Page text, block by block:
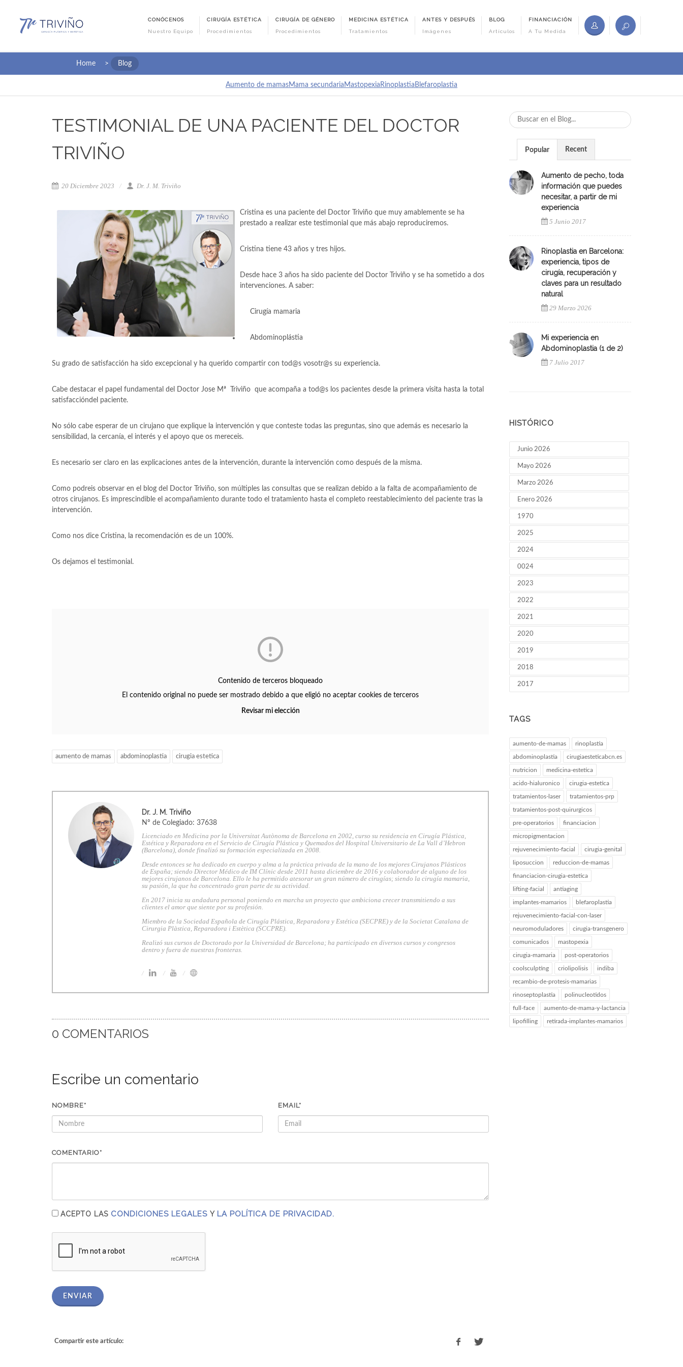
CONÓCENOS
Nuestro Equipo
CIRUGÍA ESTÉTICA
Procedimientos
CIRUGÍA DE GÉNERO
Procedimientos
MEDICINA ESTÉTICA
Tratamientos
ANTES Y DESPUÉS
Imágenes
BLOG
Artículos
FINANCIACIÓN
A Tu Medida
Home > Blog
Aumento de mamasMama secundaria Mastopexia Rinoplastia Blefaroplastia
TESTIMONIAL DE UNA PACIENTE DEL DOCTOR
TRIVIÑO
20 Diciembre 2023 Dr. J. M. Triviño
Cristina es una paciente del Doctor Triviño que muy amablemente se ha
prestado a realizar este testimonial que más abajo reproduciremos.
Cristina tiene 43 años y tres hijos.
Desde hace 3 años ha sido paciente del Doctor Triviño y se ha sometido a dos
intervenciones. A saber:
Cirugía mamaria
Abdominoplástia
Su grado de satisfacción ha sido excepcional y ha querido compartir con tod@s vosotr@s su experiencia.
Cabe destacar el papel fundamental del Doctor Jose Mª Triviño que acompaña a tod@s los pacientes desde la primera visita hasta la total
satisfaccióndel paciente.
No sólo cabe esperar de un cirujano que explique la intervención y que conteste todas las preguntas, sino que además es necesario la
sensibilidad, la cercanía, el interés y el apoyo que os mereceis.
Es necesario ser claro en las explicaciones antes de la intervención, durante la intervención como después de la misma.
Como podreis observar en el blog del Doctor Triviño, son múltiples las consultas que se realizan debido a la falta de acompañamiento de
otros cirujanos. Es imprescindible el acompañamiento durante todo el tratamiento hasta el completo reestablecimiento del paciente tras la
intervención.
Como nos dice Cristina, la recomendación es de un 100%.
Os dejamos el testimonial.
Contenido de terceros bloqueado
El contenido original no puede ser mostrado debido a que eligió no aceptar cookies de terceros
Revisar mi elección
aumento de mamas abdominoplastia cirugia estetica
Dr. J. M. Triviño
Nº de Colegiado: 37638
Licenciado en Medicina por la Universitat Autònoma de Barcelona en 2002, curso su residencia en Cirugía Plástica,
Estética y Reparadora en el Servicio de Cirugía Plástica y Quemados del Hospital Universitario de La Vall d’Hebron
(Barcelona), donde finalizó su formación especializada en 2008.
Desde entonces se ha dedicado en cuerpo y alma a la práctica privada de la mano de los mejores Cirujanos Plásticos
de España; siendo Director Médico de IM Clínic desde 2011 hasta diciembre de 2016 y colaborador de alguno de los
mejores cirujanos de Barcelona. Ello le ha permitido atesorar un gran número de cirugías; siendo la cirugía mamaria,
su pasión, la que ha concentrado gran parte de su actividad.
En 2017 inicia su andadura personal poniendo en marcha un proyecto que ambiciona crecer transmitiendo a sus
clientes el amor que siente por su profesión.
Miembro de la Sociedad Española de Cirugía Plástica, Reparadora y Estética (SECPRE) y de la Societat Catalana de
Cirurgia Plàstica, Reparadora i Estètica (SCCPRE).
Realizó sus cursos de Doctorado por la Universidad de Barcelona; ha participado en diversos cursos y congresos
dentro y fuera de nuestras fronteras.
0 COMENTARIOS
Escribe un comentario
NOMBRE* EMAIL*
COMENTARIO*
ACEPTO LAS CONDICIONES LEGALES Y LA POLÍTICA DE PRIVACIDAD.
ENVIAR
Compartir este artículo:
Popular Recent
Aumento de pecho, toda
información que puedes
necesitar, a partir de mi
experiencia
5 Junio 2017
Rinoplastia en Barcelona:
experiencia, tipos de
cirugía, recuperación y
claves para un resultado
natural
29 Marzo 2026
Mi experiencia en
Abdominoplastia (1 de 2)
7 Julio 2017
HISTÓRICO
Junio 2026
Mayo 2026
Marzo 2026
Enero 2026
1970
2025
2024
0024
2023
2022
2021
2020
2019
2018
2017
TAGS
aumento-de-mamas rinoplastia
abdominoplastia cirugiaesteticabcn.es
nutricion medicina-estetica
acido-hialuronico cirugia-estetica
tratamientos-laser tratamientos-prp
tratamientos-post-quirurgicos
pre-operatorios financiacion
micropigmentacion
rejuvenecimiento-facial cirugia-genital
liposuccion reduccion-de-mamas
financiacion-cirugia-estetica
lifting-facial antiaging
implantes-mamarios blefaroplastia
rejuvenecimiento-facial-con-laser
neuromoduladores cirugia-transgenero
comunicados mastopexia
cirugia-mamaria post-operatorios
coolsculpting criolipolisis indiba
recambio-de-protesis-mamarias
rinoseptoplastia polinucleotidos
full-face aumento-de-mama-y-lactancia
lipofilling retirada-implantes-mamarios